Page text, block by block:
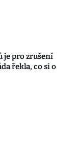
je pro zrušení
řekla, co si o